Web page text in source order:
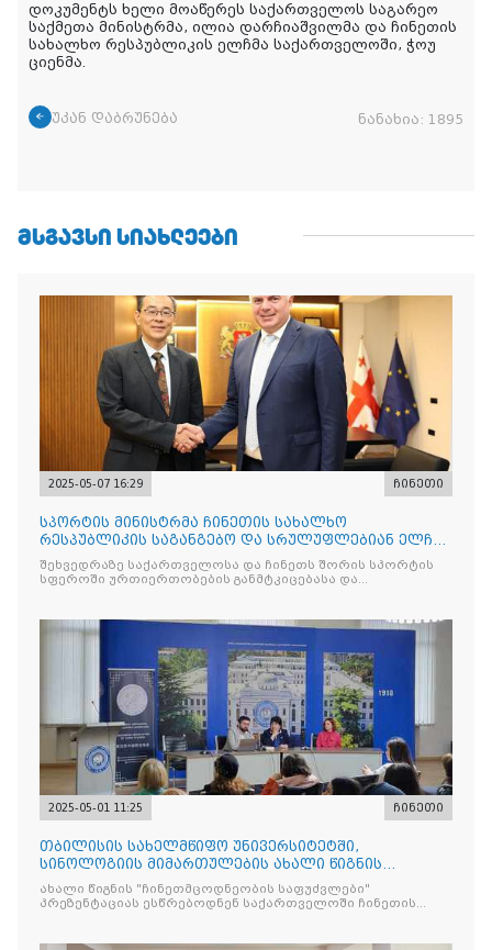
დოკუმენტს ხელი მოაწერეს საქართველოს საგარეო
საქმეთა მინისტრმა, ილია დარჩიაშვილმა და ჩინეთის
სახალხო რესპუბლიკის ელჩმა საქართველოში, ჭოუ
ციენმა.
უკან დაბრუნება ნანახია: 1895
ᲛᲡᲒᲐᲕᲡᲘ ᲡᲘᲐᲮᲚᲔᲔᲑᲘ
2025-05-07 16:29 ჩინეთი
სპორტის მინისტრმა ჩინეთის სახალხო
რესპუბლიკის საგანგებო და სრულუფლებიან ელჩს
უმასპინძლა
შეხვედრაზე საქართველოსა და ჩინეთს შორის სპორტის
სფეროში ურთიერთობების განმტკიცებასა და
2025-05-01 11:25 ჩინეთი
თბილისის სახელმწიფო უნივერსიტეტში,
სინოლოგიის მიმართულების ახალი წიგნის
"ჩინეთმცოდნეობის საფუძვ
ახალი წიგნის "ჩინეთმცოდნეობის საფუძვლები"
პრეზენტაციას ესწრებოდნენ საქართველოში ჩინეთის